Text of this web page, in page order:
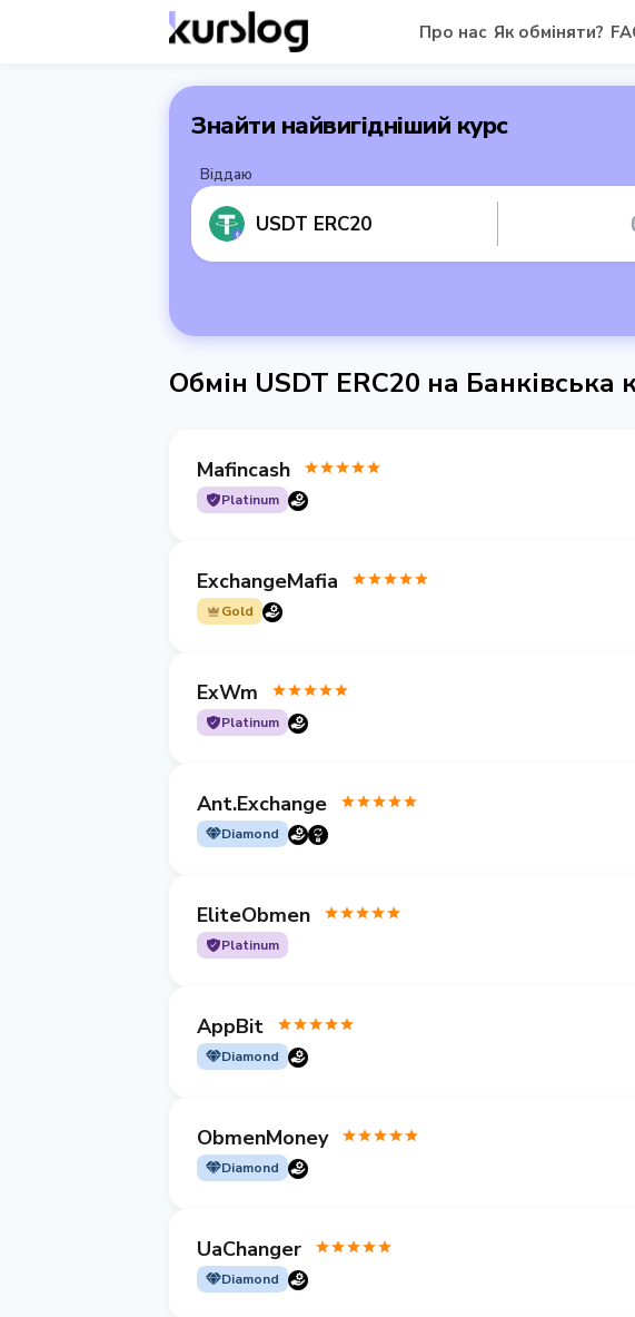
Про нас Як обміняти?
Знайти найвигідніший курс
Віддаю
USDT ERC20
Обмін USDT ERC20 на Банківська
Mafincash
Platinum
ExchangeMafia
Gold
ExWm
Platinum
Ant.Exchange
Diamond
EliteObmen
Platinum
AppBit
Diamond
ObmenMoney
Diamond
UaChanger
Diamond